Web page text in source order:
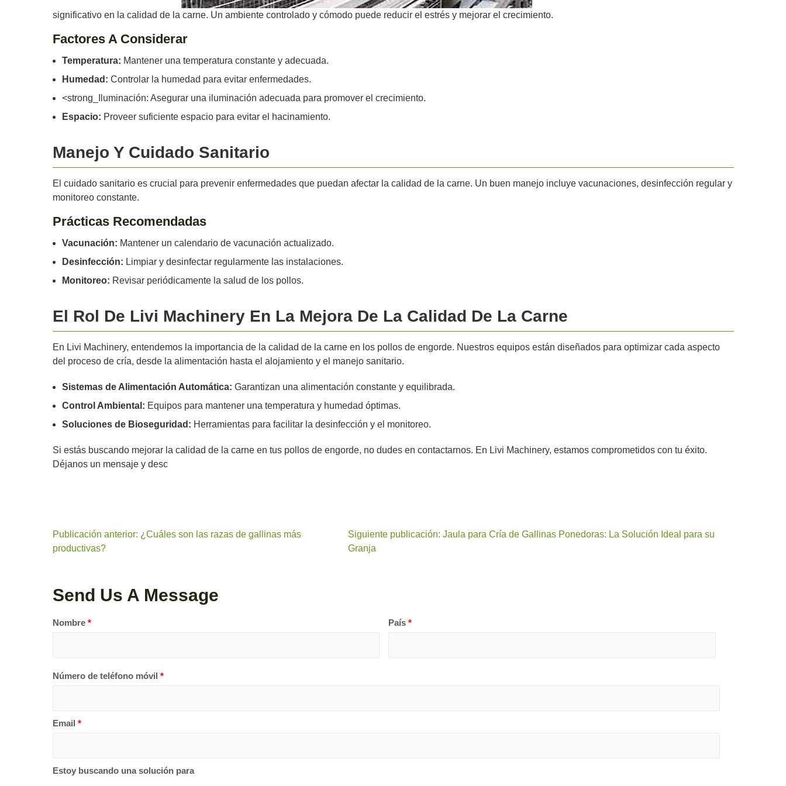
significativo en la calidad de la carne. Un ambiente controlado y cómodo puede reducir el estrés y mejorar el crecimiento.
Factores A Considerar
Temperatura: Mantener una temperatura constante y adecuada.
Humedad: Controlar la humedad para evitar enfermedades.
<strong_Iluminación: Asegurar una iluminación adecuada para promover el crecimiento.
Espacio: Proveer suficiente espacio para evitar el hacinamiento.
Manejo Y Cuidado Sanitario
El cuidado sanitario es crucial para prevenir enfermedades que puedan afectar la calidad de la carne. Un buen manejo incluye vacunaciones, desinfección regular y
monitoreo constante.
Prácticas Recomendadas
Vacunación: Mantener un calendario de vacunación actualizado.
Desinfección: Limpiar y desinfectar regularmente las instalaciones.
Monitoreo: Revisar periódicamente la salud de los pollos.
El Rol De Livi Machinery En La Mejora De La Calidad De La Carne
En Livi Machinery, entendemos la importancia de la calidad de la carne en los pollos de engorde. Nuestros equipos están diseñados para optimizar cada aspecto
del proceso de cría, desde la alimentación hasta el alojamiento y el manejo sanitario.
Sistemas de Alimentación Automática: Garantizan una alimentación constante y equilibrada.
Control Ambiental: Equipos para mantener una temperatura y humedad óptimas.
Soluciones de Bioseguridad: Herramientas para facilitar la desinfección y el monitoreo.
Si estás buscando mejorar la calidad de la carne en tus pollos de engorde, no dudes en contactarnos. En Livi Machinery, estamos comprometidos con tu éxito.
Déjanos un mensaje y desc
Publicación anterior: ¿Cuáles son las razas de gallinas más
productivas?
Siguiente publicación: Jaula para Cría de Gallinas Ponedoras: La Solución Ideal para su
Granja
Send Us A Message
Nombre * País*
Número de teléfono móvil *
Email *
Estoy buscando una solución para